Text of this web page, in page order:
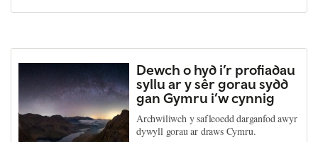
Dewch o hyd i’r profiadau
syllu ar y sêr gorau sydd
gan Gymru i’w cynnig
Archwiliwch y safleoedd darganfod awyr
dywyll gorau ar draws Cymru.